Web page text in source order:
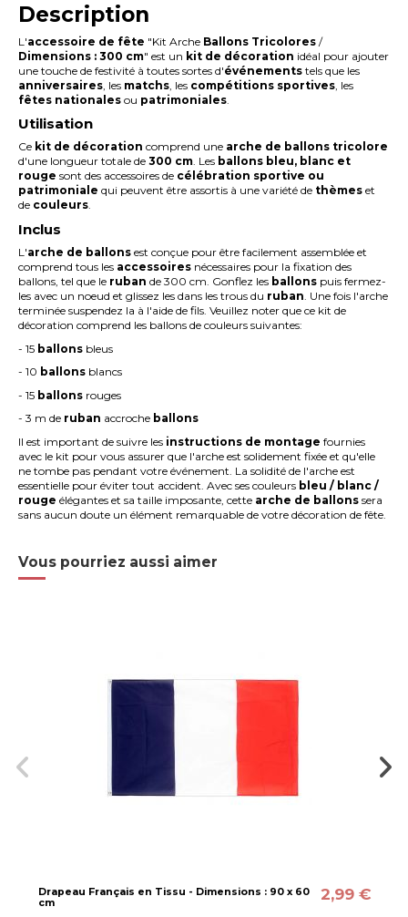
Description
L'accessoire de fête "Kit Arche Ballons Tricolores /
Dimensions : 300 cm" est un kit de décoration idéal pour ajouter
une touche de festivité à toutes sortes d'événements tels que les
anniversaires , les matchs , les compétitions sportives , les
fêtes nationales ou patrimoniales
Utilisation
Ce kit de décoration comprend une arche de ballons tricolore
d'une longueur totale de300 cm. Les ballons bleu, blanc et
rougesont des accessoires de célébration sportive ou
patrimoniale qui peuvent être assortis à une variété de thèmes et
de couleurs.
Inclus
L'arche de ballons est conçue pour être facilement assemblée et
comprend tous les accessoires nécessaires pour la fixation des
ballons, tel que le rubande 300 cm. Gonflez les ballons puis fermez-
les avec un noeud et glissez les dans les trous du ruban . Une fois l'arche
terminée suspendez la à l'aide de fils. Veuillez noter que ce kit de
décoration comprend les ballons de couleurs suivantes:
- 15 ballons bleus
- 10 ballons blancs
- 15 ballons rouges
- 3 m de ruban accroche ballons
Il est important de suivre les instructions de montage fournies
avec le kit pour vous assurer que l'arche est solidement fixée et qu'elle
ne tombe pas pendant votre événement. La solidité de l'arche est
essentielle pour éviter tout accident. Avec ses couleurs bleu / blanc /
rouge élégantes et sa taille imposante, cette arche de ballons sera
sans aucun doute un élément remarquable de votre décoration de fête.
Vous pourriez aussi aimer
Drapeau Français en Tissu - Dimensions : 90 x 60
cm
2,99 €